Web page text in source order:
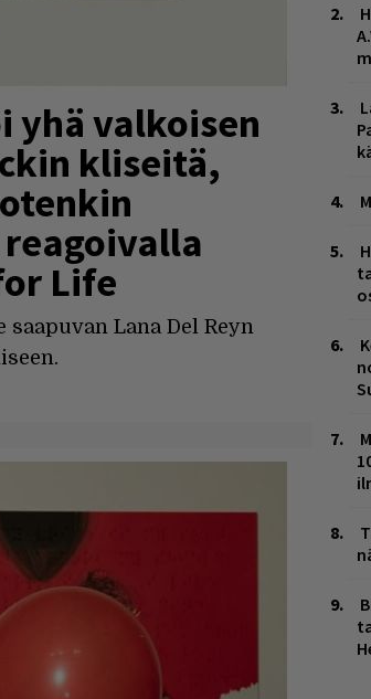
yhä valkoisen
kliseitä,
Life
Lana Del Reyn